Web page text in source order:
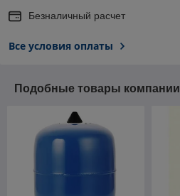
Безналичный расчет
Все условия оплаты
Подобные товары компании